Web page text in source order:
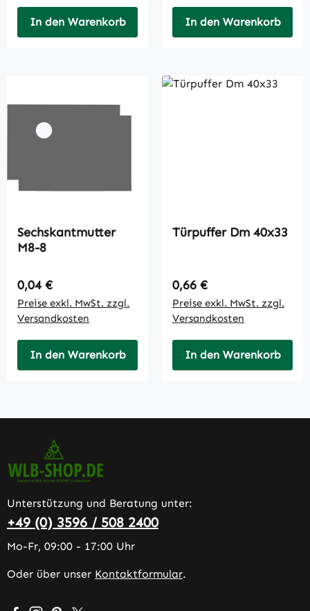
In den Warenkorb In den Warenkorb
Sechskantmutter
M8-8
Regulärer Preis:
0,04 €
Preise exkl. MwSt. zzgl.
Versandkosten
In den Warenkorb
Türpuffer Dm 40x33
Regulärer Preis:
0,66 €
Preise exkl. MwSt. zzgl.
Versandkosten
In den Warenkorb
Unterstützung und Beratung unter:
+49 (0) 3596 / 508 2400
Mo-Fr, 09:00 - 17:00 Uhr
Oder über unser Kontaktformular.